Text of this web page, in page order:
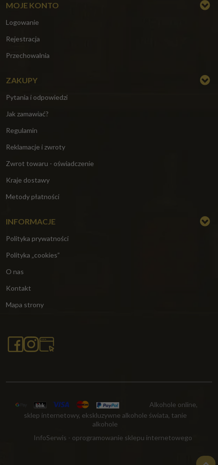
MOJE KONTO
Logowanie
Rejestracja
Przechowalnia
ZAKUPY
Pytania i odpowiedzi
Jak zamawiać?
Regulamin
Reklamacje i zwroty
Zwrot towaru - oświadczenie
Kraje dostawy
Metody płatności
INFORMACJE
Polityka prywatności
Polityka „cookies”
O nas
Kontakt
Mapa strony
Alkohole online,
sklep internetowy, ekskluzywne alkohole świata, tanie
alkohole
InfoSerwis - oprogramowanie sklepu internetowego